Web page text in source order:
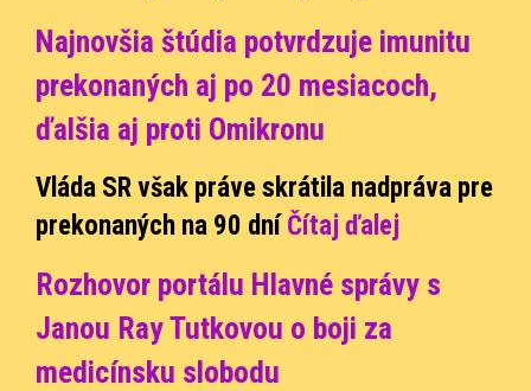
Najnovšia štúdia potvrdzuje imunitu
prekonaných aj po 20 mesiacoch,
ďalšia aj proti Omikronu
Vláda SR však práve skrátila nadpráva pre
prekonaných na 90 dní Čítaj ďalej
Rozhovor portálu Hlavné správy s
Janou Ray Tutkovou o boji za
medicínsku slobodu